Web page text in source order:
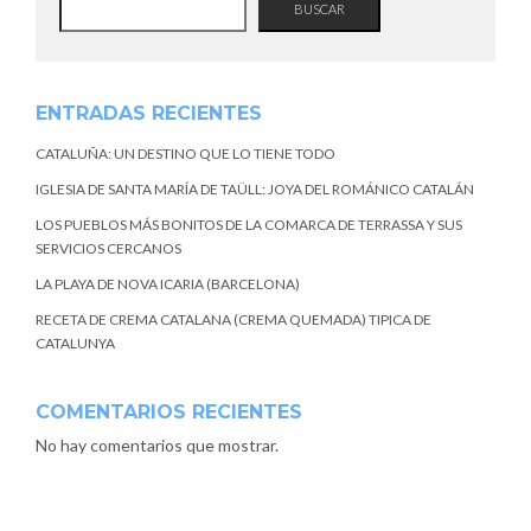
BUSCAR
ENTRADAS RECIENTES
CATALUÑA: UN DESTINO QUE LO TIENE TODO
IGLESIA DE SANTA MARÍA DE TAÜLL: JOYA DEL ROMÁNICO CATALÁN
LOS PUEBLOS MÁS BONITOS DE LA COMARCA DE TERRASSA Y SUS
SERVICIOS CERCANOS
LA PLAYA DE NOVA ICARIA (BARCELONA)
RECETA DE CREMA CATALANA (CREMA QUEMADA) TIPICA DE
CATALUNYA
COMENTARIOS RECIENTES
No hay comentarios que mostrar.